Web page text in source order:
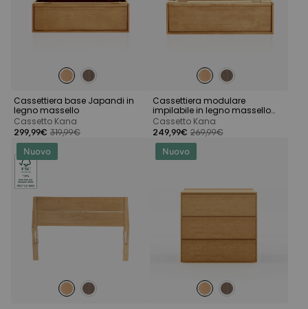
Cassettiera base Japandi in
legno massello
Cassetto Kana
299,99€ 319,99€
Cassettiera modulare
impilabile in legno massello
stile Japandi
Cassetto Kana
249,99€ 269,99€
Nuovo Nuovo